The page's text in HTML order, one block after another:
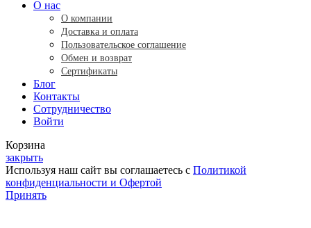
О нас
О компании
Доставка и оплата
Пользовательское соглашение
Обмен и возврат
Сертификаты
Блог
Контакты
Сотрудничество
Войти
Корзина
закрыть
Используя наш сайт вы соглашаетесь с Политикой
конфиденциальности и Офертой
Принять